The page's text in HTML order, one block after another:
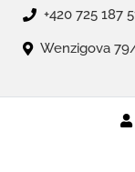
+420 725 187
Wenzigova